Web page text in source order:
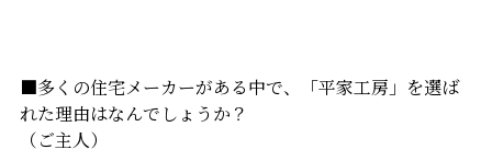
■多くの住宅メーカーがある中で、「平家工房」を選ば
れた理由はなんでしょうか？
（ご主人）